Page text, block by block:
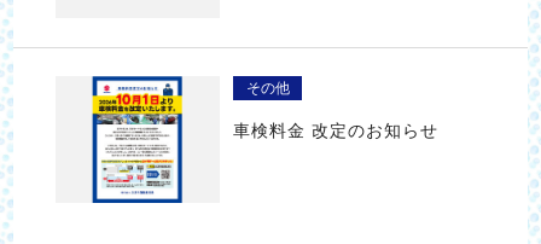
その他
車検料金 改定のお知らせ